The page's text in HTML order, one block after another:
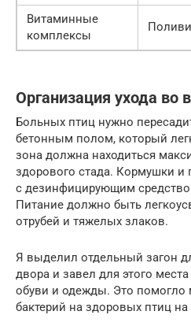
Витаминные
комплексы
Организация ухода во
Больных птиц нужно
бетонным полом, который
зона должна находиться
здорового стада. Кормушки
с дезинфицирующим
Питание должно быть
отрубей и тяжелых злаков.
Я выделил отдельный загон
двора и завел для этого
обуви и одежды. Это помогло
бактерий на здоровых птиц